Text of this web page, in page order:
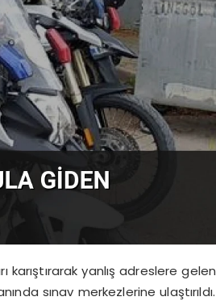
karıştırarak yanlış adreslere gelen
sınav merkezlerine ulaştırıldı.